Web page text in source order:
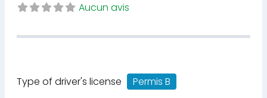
Aucun avis
Type of driver's license
Permis B